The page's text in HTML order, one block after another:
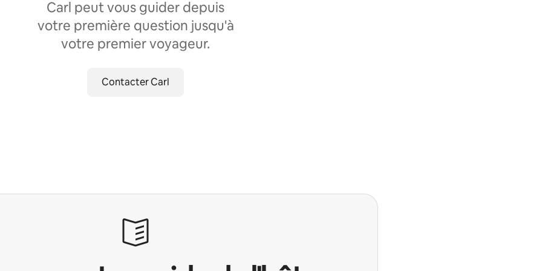
Carl peut vous guider depuis
votre première question jusqu'à
votre premier voyageur.
Contacter Carl